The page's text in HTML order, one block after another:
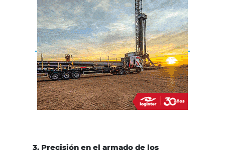
3. Precisión en el armado de los